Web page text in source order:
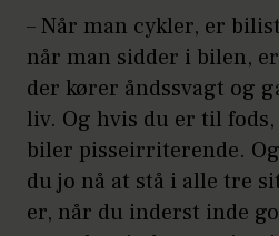
– Når man cykler, er
når man sidder i bilen,
der kører åndssvagt og
liv. Og hvis du er til
biler pisseirriterende.
du jo nå at stå i alle tre
er, når du inderst inde